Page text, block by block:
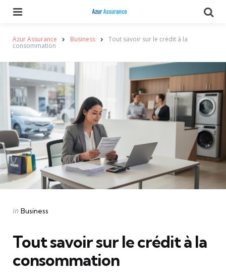
Azur Assurance Business Tout savoir sur le crédit à la
consommation
Categories
Posted
in Business
Tout savoir sur le crédit à la
consommation